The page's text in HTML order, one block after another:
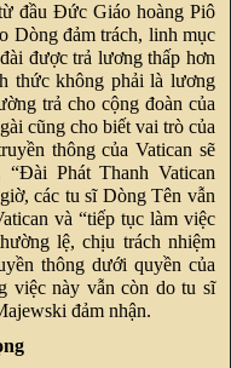
đầu Đức Giáo hoàng Piô
Dòng đảm trách, linh mục
được trả lương thấp hơn
thức không phải là lương
trả cho cộng đoàn của
cũng cho biết vai trò của
thông của Vatican sẽ
Phát Thanh Vatican
các tu sĩ Dòng Tên vẫn
và “tiếp tục làm việc
lệ, chịu trách nhiệm
thông dưới quyền của
việc này vẫn còn do tu sĩ
đảm nhận.